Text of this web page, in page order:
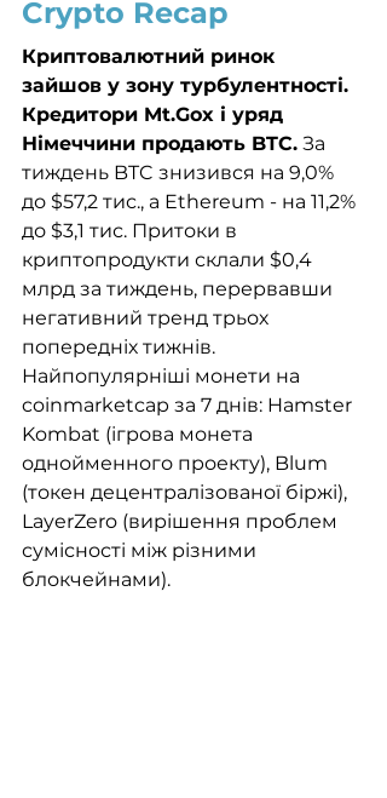
Crypto Recap
Криптовалютний ринок
зайшов у зону турбулентності.
Кредитори Mt.Gox і уряд
Німеччини продають BTC. За
тиждень BTC знизився на 9,0%
до $57,2 тис., а Ethereum - на 11,2%
до $3,1 тис. Притоки в
криптопродукти склали $0,4
млрд за тиждень, перервавши
негативний тренд трьох
попередніх тижнів.
Найпопулярніші монети на
coinmarketcap за 7 днів: Hamster
Kombat (ігрова монета
однойменного проекту), Blum
(токен децентралізованої біржі),
LayerZero (вирішення проблем
сумісності між різними
блокчейнами).